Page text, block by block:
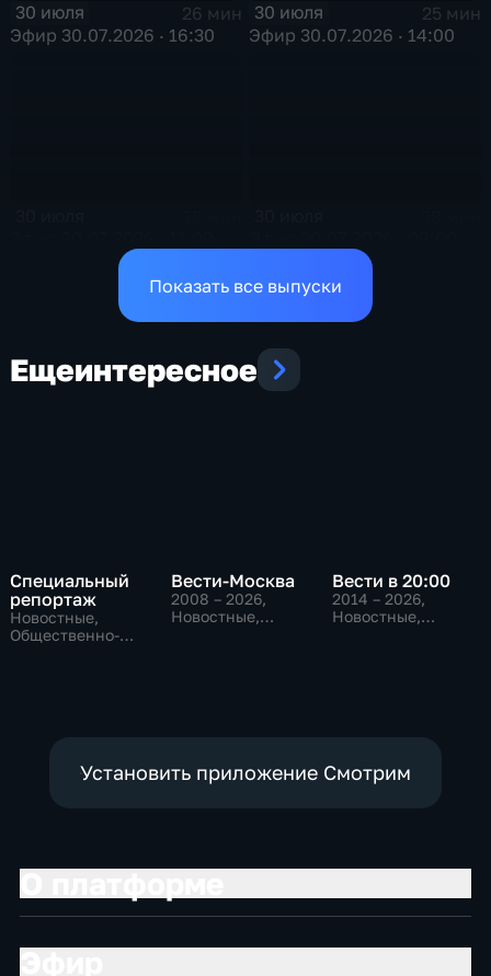
30 июля
26 мин
Эфир 30.07.2026 · 16:30
30 июля
25 мин
Эфир 30.07.2026 · 14:00
Показать все выпуски
Ещеинтересное
Специальный
репортаж
Новостные,
Общественно-
Вести-Москва
2008 – 2026,
Новостные,
Вести в 20:00
2014 – 2026,
Новостные,
Установить приложение Смотрим